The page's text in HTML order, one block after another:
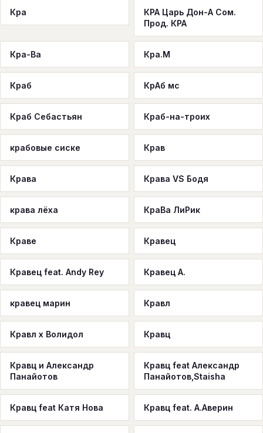
Кра
КРА Царь Дон-А Сом.
Прод. КРА
Кра-Ва Кра.М
Краб КрАб мс
Краб Себастьян Краб-на-троих
крабовые сиске Крав
Крава Крава VS Бодя
крава лёха КраВа ЛиРик
Краве Кравец
Кравец feat. Andy Rey Кравец А.
кравец марин Кравл
Кравл х Волидол Кравц
Кравц и Александр
Панайотов
Кравц feat Александр
Панайотов,Staisha
Кравц feat Катя Нова Кравц feat. А.Аверин